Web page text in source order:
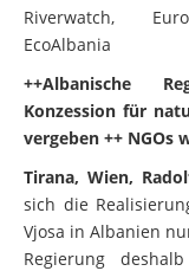
Riverwatch,
EcoAlbania
++Albanische
Konzession für
vergeben ++ NGOs
Tirana, Wien,
sich die
Vjosa in Albanien
Regierung